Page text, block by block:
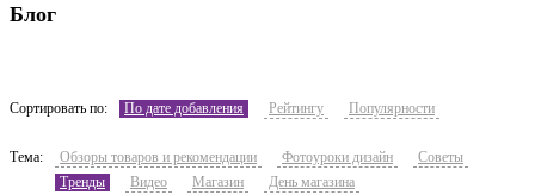
Блог
Сортировать по: По дате добавления Рейтингу Популярности
Тема: Обзоры товаров и рекомендации Фотоуроки дизайн
Советы
Тренды
Видео Магазин День магазина